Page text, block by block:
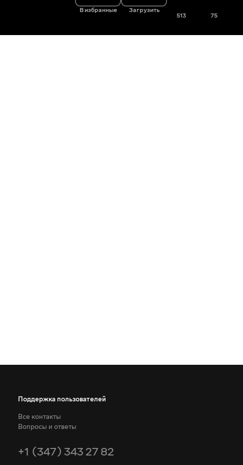
В избранные Загрузить
513 75
Поддержка пользователей
Все контакты
Вопросы и ответы
+1 (347) 343 27 82